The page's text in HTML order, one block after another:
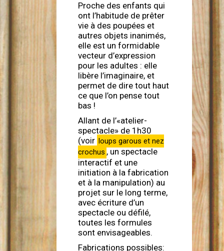
Proche des enfants qui
ont l’habitude de prêter
vie à des poupées et
autres objets inanimés,
elle est un formidable
vecteur d’expression
pour les adultes : elle
libère l’imaginaire, et
permet de dire tout haut
ce que l’on pense tout
bas !
Allant de l’«atelier-
spectacle» de 1h30
(voir loups garous et nez
crochus , un spectacle
interactif et une
initiation à la fabrication
et à la manipulation) au
projet sur le long terme,
avec écriture d’un
spectacle ou défilé,
toutes les formules
sont envisageables.
Fabrications possibles: